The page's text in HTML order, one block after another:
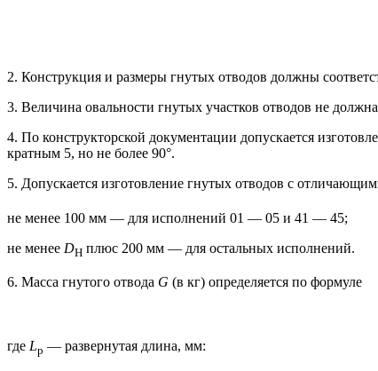
2. Конструкция и размеры гнутых отводов должны
3. Величина овальности гнутых участков отводов не
4. По конструкторской документации допускается
кратным 5, но не более 90°.
5. Допускается изготовление гнутых отводов с
не менее 100 мм — для исполнений 01 — 05 и 41 — 45;
не менее DH плюс 200 мм — для остальных исполнений.
6. Масса гнутого отвода G (в кг) определяется по формуле
где Lp — развернутая длина, мм: